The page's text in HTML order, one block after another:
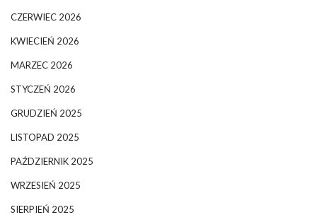
CZERWIEC 2026
KWIECIEŃ 2026
MARZEC 2026
STYCZEŃ 2026
GRUDZIEŃ 2025
LISTOPAD 2025
PAŹDZIERNIK 2025
WRZESIEŃ 2025
SIERPIEŃ 2025